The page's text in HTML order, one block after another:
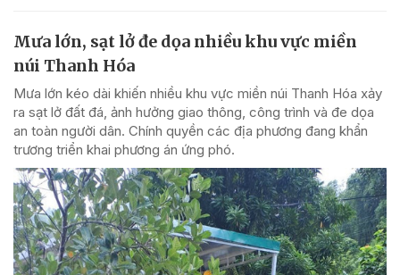
Mưa lớn, sạt lở đe dọa nhiều khu vực miền
núi Thanh Hóa
Mưa lớn kéo dài khiến nhiều khu vực miền núi Thanh Hóa xảy
ra sạt lở đất đá, ảnh hưởng giao thông, công trình và đe dọa
an toàn người dân. Chính quyền các địa phương đang khẩn
trương triển khai phương án ứng phó.